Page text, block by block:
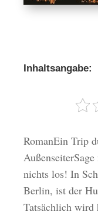
Inhaltsangabe:
RomanEin Trip
nichts los! In
Berlin, ist der
Tatsächlich wird